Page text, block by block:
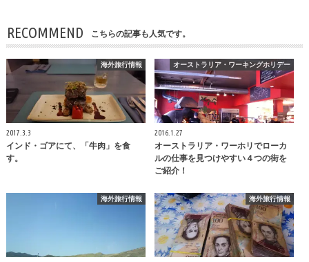
RECOMMEND こちらの記事も人気です。
海外旅行情報
2017.3.3
インド・ゴアにて、「牛肉」を食
す。
オーストラリア・ワーキングホリデー
2016.1.27
オーストラリア・ワーホリでローカ
ルの仕事を見つけやすい４つの街を
ご紹介！
海外旅行情報 海外旅行情報